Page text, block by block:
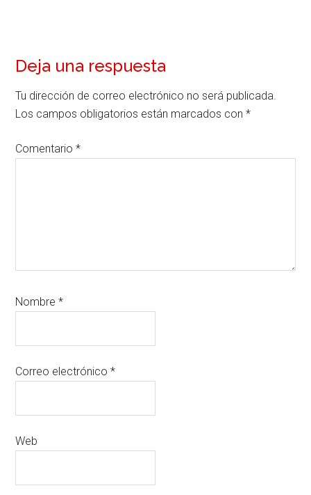
Interacciones
con
los
lectores
Deja una respuesta
Tu dirección de correo electrónico no será publicada.
Los campos obligatorios están marcados con*
Comentario*
Nombre*
Correo electrónico*
Web